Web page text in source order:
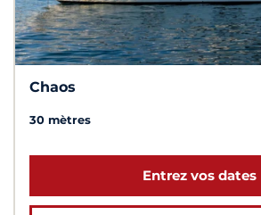
Chaos
30 mètres
Entrez vos dates